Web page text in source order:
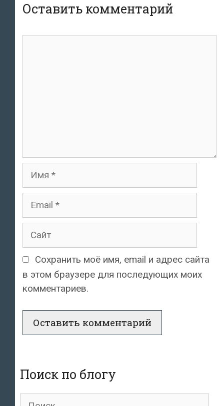
Оставить комментарий
Имя
Email
Сайт
Сохранить моё имя, email и адрес сайта
в этом браузере для последующих моих
комментариев.
Поиск по блогу
Поиск